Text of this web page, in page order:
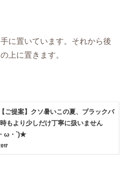
に置いています。それから後
上に置きます。
【ご提案】クソ暑いこの夏、ブラックバ
もより少しだけ丁寧に扱いません
ω・`)★